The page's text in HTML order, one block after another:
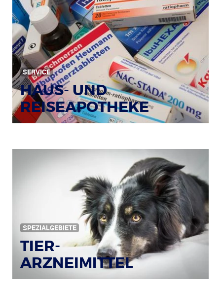
SERVICE
HAUS- UND
REISEAPOTHEKE
SPEZIALGEBIETE
TIER-
ARZNEIMITTEL